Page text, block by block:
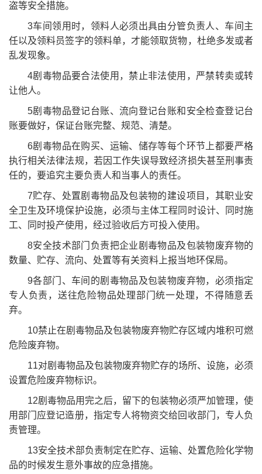
盗等安全措施。
3车间领用时，领料人必须出具由分管负责人、车间主
任以及领料员签字的领料单，才能领取货物，杜绝多发或者
乱发现象。
4剧毒物品要合法使用，禁止非法使用，严禁转卖或转
让他人。
5剧毒物品登记台账、流向登记台账和安全检查登记台
账要做好，保证台账完整、规范、清楚。
6剧毒物品在购买、运输、储存等每个环节上都要严格
执行相关法律法规，若因工作失误导致经济损失甚至刑事责
任的，要追究主要负责人和当事人的责任。
7贮存、处置剧毒物品及包装物的建设项目，其职业安
全卫生及环境保护设施，必须与主体工程同时设计、同时施
工、同时投产使用，经过验收后方可投入使用。
8安全技术部门负责把企业剧毒物品及包装物废弃物的
数量、贮存、流向、处置等有关资料上报当地环保局。
9各部门、车间的剧毒物品及包装物废弃物，必须指定
专人负责，送往危险物品处理部门统一处理，不得随意丢
弃。
10禁止在剧毒物品及包装物废弃物贮存区域内堆积可燃
危险废弃物。
11对剧毒物品及包装物废弃物贮存的场所、设施，必须
设置危险废弃物标识。
12剧毒物品用完之后，留下的包装物必须严加管理，使
用部门应登记造册，指定专人将物资交给回收部门，专人负
责管理。
13安全技术部负责制定在贮存、运输、处置危险化学物
品的时候发生意外事故的应急措施。